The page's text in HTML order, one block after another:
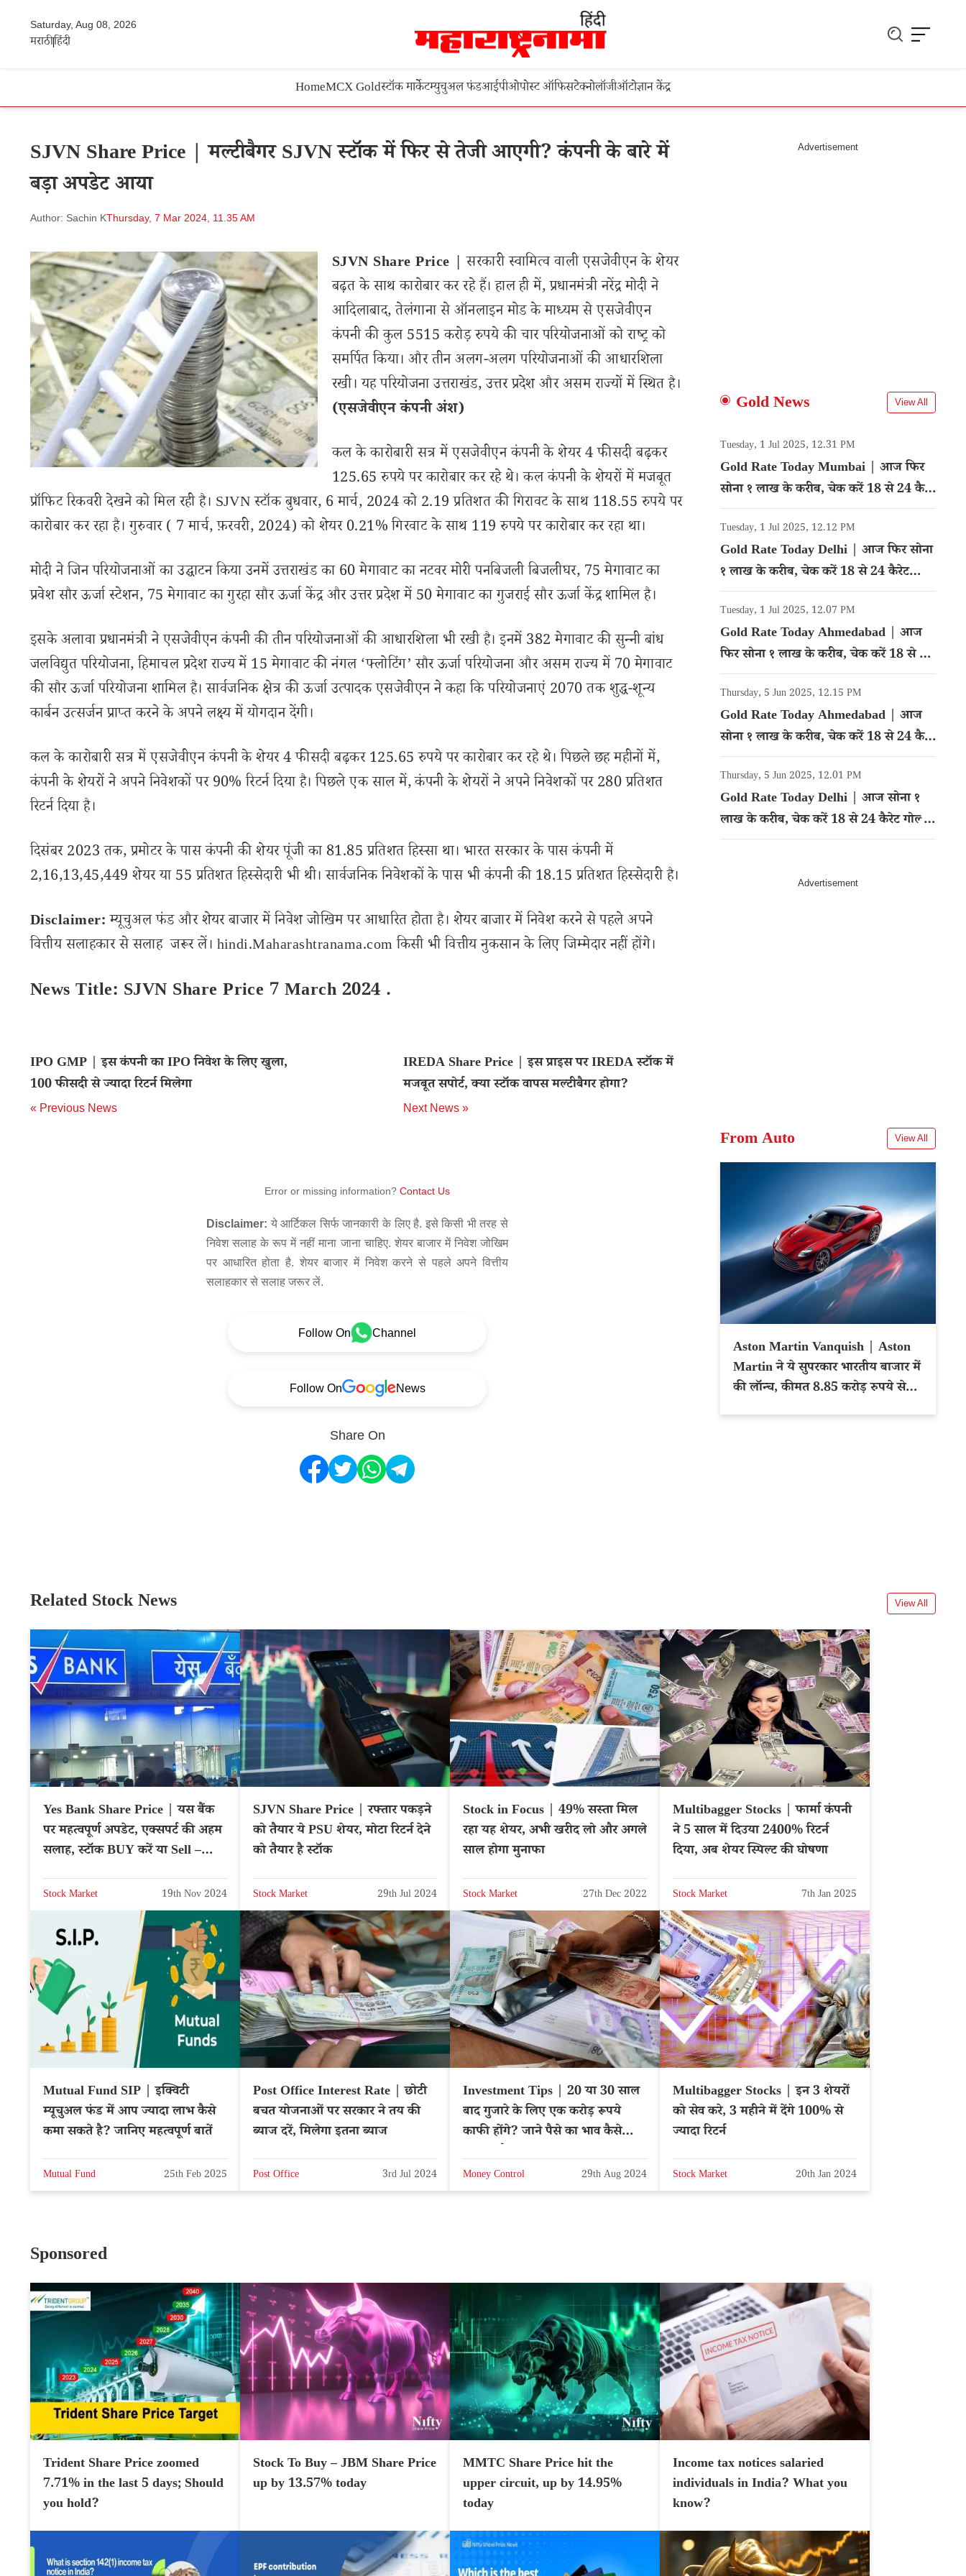
Saturday, Aug 08, 2026
मराठीहिंदी
HomeMCX Goldस्टॉक मार्केटम्युचुअल फंडआईपीओपोस्ट ऑफिसटेक्नोलॉजीऑटोज्ञान केंद्र
SJVN Share Price | मल्टीबैगर SJVN स्टॉक में फिर से तेजी आएगी? कंपनी के बारे में
बड़ा अपडेट आया
Author: Sachin KThursday, 7 Mar 2024, 11.35 AM
SJVN Share Price | सरकारी स्वामित्व वाली एसजेवीएन के शेयर
बढ़त के साथ कारोबार कर रहे हैं। हाल ही में, प्रधानमंत्री नरेंद्र मोदी ने
आदिलाबाद, तेलंगाना से ऑनलाइन मोड के माध्यम से एसजेवीएन
कंपनी की कुल 5515 करोड़ रुपये की चार परियोजनाओं को राष्ट्र को
समर्पित किया। और तीन अलग-अलग परियोजनाओं की आधारशिला
रखी। यह परियोजना उत्तराखंड, उत्तर प्रदेश और असम राज्यों में स्थित है।
(एसजेवीएन कंपनी अंश)
कल के कारोबारी सत्र में एसजेवीएन कंपनी के शेयर 4 फीसदी बढ़कर
125.65 रुपये पर कारोबार कर रहे थे। कल कंपनी के शेयरों में मजबूत
प्रॉफिट रिकवरी देखने को मिल रही है। SJVN स्टॉक बुधवार, 6 मार्च, 2024 को 2.19 प्रतिशत की गिरावट के साथ 118.55 रुपये पर
कारोबार कर रहा है। गुरुवार ( 7 मार्च, फ़रवरी, 2024) को शेयर 0.21% गिरवाट के साथ 119 रुपये पर कारोबार कर रहा था।
मोदी ने जिन परियोजनाओं का उद्घाटन किया उनमें उत्तराखंड का 60 मेगावाट का नटवर मोरी पनबिजली बिजलीघर, 75 मेगावाट का
प्रवेश सौर ऊर्जा स्टेशन, 75 मेगावाट का गुरहा सौर ऊर्जा केंद्र और उत्तर प्रदेश में 50 मेगावाट का गुजराई सौर ऊर्जा केंद्र शामिल है।
इसके अलावा प्रधानमंत्री ने एसजेवीएन कंपनी की तीन परियोजनाओं की आधारशिला भी रखी है। इनमें 382 मेगावाट की सुन्नी बांध
जलविद्युत परियोजना, हिमाचल प्रदेश राज्य में 15 मेगावाट की नंगल ‘फ्लोटिंग’ सौर ऊर्जा परियोजना और असम राज्य में 70 मेगावाट
की सौर ऊर्जा परियोजना शामिल है। सार्वजनिक क्षेत्र की ऊर्जा उत्पादक एसजेवीएन ने कहा कि परियोजनाएं 2070 तक शुद्ध-शून्य
कार्बन उत्सर्जन प्राप्त करने के अपने लक्ष्य में योगदान देंगी।
कल के कारोबारी सत्र में एसजेवीएन कंपनी के शेयर 4 फीसदी बढ़कर 125.65 रुपये पर कारोबार कर रहे थे। पिछले छह महीनों में,
कंपनी के शेयरों ने अपने निवेशकों पर 90% रिटर्न दिया है। पिछले एक साल में, कंपनी के शेयरों ने अपने निवेशकों पर 280 प्रतिशत
रिटर्न दिया है।
दिसंबर 2023 तक, प्रमोटर के पास कंपनी की शेयर पूंजी का 81.85 प्रतिशत हिस्सा था। भारत सरकार के पास कंपनी में
2,16,13,45,449 शेयर या 55 प्रतिशत हिस्सेदारी भी थी। सार्वजनिक निवेशकों के पास भी कंपनी की 18.15 प्रतिशत हिस्सेदारी है।
Disclaimer:म्यूचुअल फंड और शेयर बाजार में निवेश जोखिम पर आधारित होता है। शेयर बाजार में निवेश करने से पहले अपने
वित्तीय सलाहकार से सलाह जरूर लें। hindi.Maharashtranama.com किसी भी वित्तीय नुकसान के लिए जिम्मेदार नहीं होंगे।
News Title: SJVN Share Price 7 March 2024 .
IPO GMP | इस कंपनी का IPO निवेश के लिए खुला,
100 फीसदी से ज्यादा रिटर्न मिलेगा
« Previous News
IREDA Share Price | इस प्राइस पर IREDA स्टॉक में
मजबूत सपोर्ट, क्या स्टॉक वापस मल्टीबैगर होगा?
Next News »
Error or missing information? Contact Us
Disclaimer: ये आर्टिकल सिर्फ जानकारी के लिए है. इसे किसी भी तरह से
निवेश सलाह के रूप में नहीं माना जाना चाहिए. शेयर बाजार में निवेश जोखिम
पर आधारित होता है. शेयर बाजार में निवेश करने से पहले अपने वित्तीय
सलाहकार से सलाह जरूर लें.
Follow On Channel
Follow On News
Share On
Gold News View All
Tuesday, 1 Jul 2025, 12.31 PM
Gold Rate Today Mumbai | आज फिर
सोना १ लाख के करीब, चेक करें 18 से 24 कैरेट
गोल्ड का रेट
Tuesday, 1 Jul 2025, 12.12 PM
Gold Rate Today Delhi | आज फिर सोना
१ लाख के करीब, चेक करें 18 से 24 कैरेट
गोल्ड का रेट
Tuesday, 1 Jul 2025, 12.07 PM
Gold Rate Today Ahmedabad | आज
फिर सोना १ लाख के करीब, चेक करें 18 से 24
कैरेट गोल्ड का रेट
Thursday, 5 Jun 2025, 12.15 PM
Gold Rate Today Ahmedabad | आज
सोना १ लाख के करीब, चेक करें 18 से 24 कैरेट
गोल्ड का रेट
Thursday, 5 Jun 2025, 12.01 PM
Gold Rate Today Delhi | आज सोना १
लाख के करीब, चेक करें 18 से 24 कैरेट गोल्ड
का रेट
From Auto View All
Aston Martin Vanquish | Aston
Martin ने ये सुपरकार भारतीय बाजार में
की लॉन्च, कीमत 8.85 करोड़ रुपये से
Related Stock News View All
Yes Bank Share Price | यस बैंक
पर महत्वपूर्ण अपडेट, एक्सपर्ट की अहम
सलाह, स्टॉक BUY करें या Sell –
Stock Market 19th Nov 2024
SJVN Share Price | रफ्तार पकड़ने
को तैयार ये PSU शेयर, मोटा रिटर्न देने
को तैयार है स्टॉक
Stock Market 29th Jul 2024
Stock in Focus | 49% सस्ता मिल
रहा यह शेयर, अभी खरीद लो और अगले
साल होगा मुनाफा
Stock Market 27th Dec 2022
Multibagger Stocks | फार्मा कंपनी
ने 5 साल में दिउया 2400% रिटर्न
दिया, अब शेयर स्पिल्ट की घोषणा
Stock Market 7th Jan 2025
Mutual Fund SIP | इक्विटी
म्यूचुअल फंड में आप ज्यादा लाभ कैसे
कमा सकते है? जानिए महत्वपूर्ण बातें
Mutual Fund 25th Feb 2025
Post Office Interest Rate | छोटी
बचत योजनाओं पर सरकार ने तय की
ब्याज दरें, मिलेगा इतना ब्याज
Post Office 3rd Jul 2024
Investment Tips | 20 या 30 साल
बाद गुजारे के लिए एक करोड़ रूपये
काफी होंगे? जाने पैसे का भाव कैसे
Money Control 29th Aug 2024
Multibagger Stocks | इन 3 शेयरों
को सेव करे, 3 महीने में देंगे 100% से
ज्यादा रिटर्न
Stock Market 20th Jan 2024
Sponsored
Trident Share Price zoomed
7.71% in the last 5 days; Should
you hold?
Stock To Buy – JBM Share Price
up by 13.57% today
MMTC Share Price hit the
upper circuit, up by 14.95%
today
Income tax notices salaried
individuals in India? What you
know?